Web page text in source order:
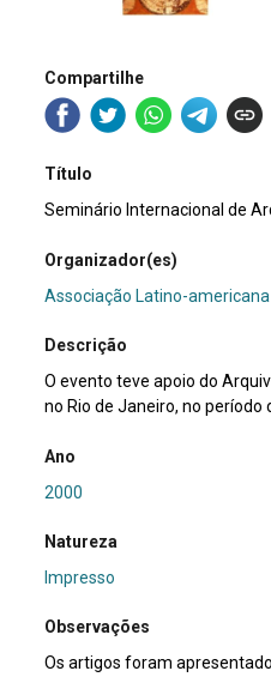
Compartilhe
Título
Seminário Internacional de
Organizador(es)
Associação Latino-
Descrição
O evento teve apoio do
no Rio de Janeiro, no período
Ano
2000
Natureza
Impresso
Observações
Os artigos foram